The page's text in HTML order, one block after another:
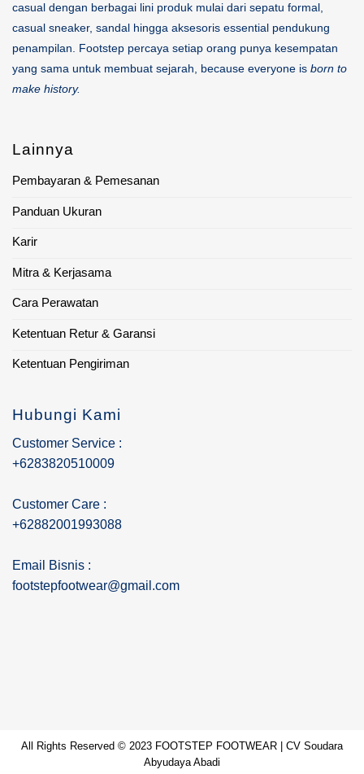
casual dengan berbagai lini produk mulai dari sepatu formal,
casual sneaker, sandal hingga aksesoris essential pendukung
penampilan. Footstep percaya setiap orang punya kesempatan
yang sama untuk membuat sejarah, because everyone is born to
make history.
Lainnya
Pembayaran & Pemesanan
Panduan Ukuran
Karir
Mitra & Kerjasama
Cara Perawatan
Ketentuan Retur & Garansi
Ketentuan Pengiriman
Hubungi Kami
Customer Service :
+6283820510009
Customer Care :
+62882001993088
Email Bisnis :
footstepfootwear@gmail.com
All Rights Reserved © 2023 FOOTSTEP FOOTWEAR | CV Soudara
Abyudaya Abadi